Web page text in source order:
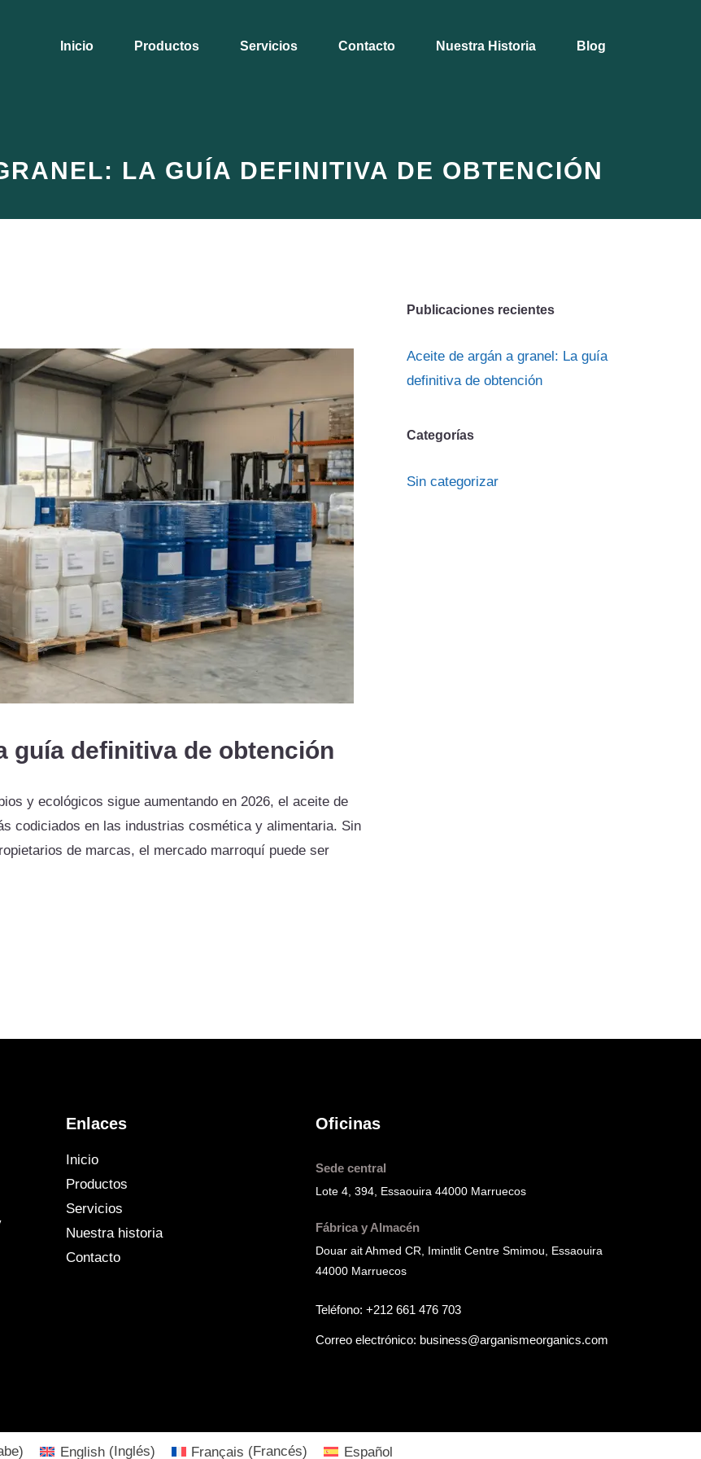
Inicio Productos Servicios Contacto Nuestra Historia Blog
LA GUÍA DEFINITIVA DE OBTENCIÓN
guía definitiva de obtención
y ecológicos sigue aumentando en 2026, el aceite de
codiciados en las industrias cosmética y alimentaria. Sin
de marcas, el mercado marroquí puede ser
Publicaciones recientes
Aceite de argán a granel: La guía
definitiva de obtención
Categorías
Sin categorizar
Enlaces
Inicio
Productos
Servicios
Nuestra historia
Contacto
Oficinas
Sede central
Lote 4, 394, Essaouira 44000 Marruecos
Fábrica y Almacén
Douar ait Ahmed CR, Imintlit Centre Smimou, Essaouira
44000 Marruecos
Teléfono:+212 661 476 703
Correo electrónico: business@arganismeorganics.com
) English(Inglés) Français (Francés) Español